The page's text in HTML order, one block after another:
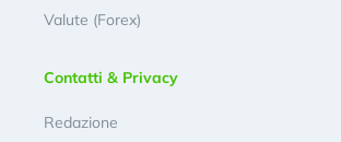
Valute (Forex)
Contatti & Privacy
Redazione